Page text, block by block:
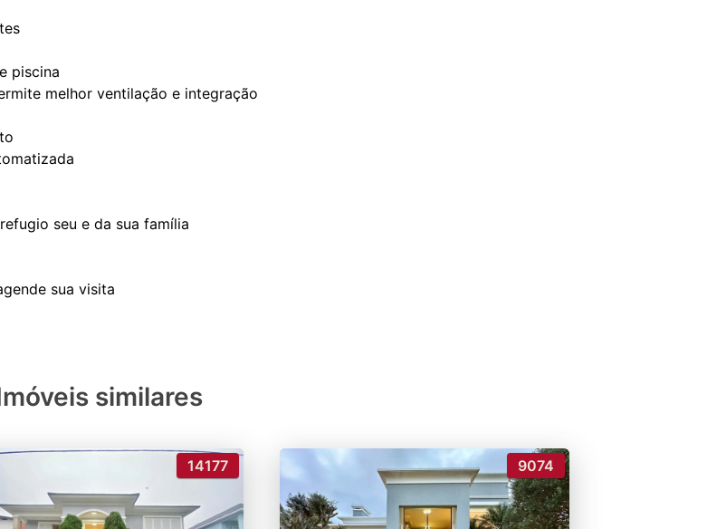
piscina
melhor ventilação e integração
seu e da sua família
similares
14177 9074